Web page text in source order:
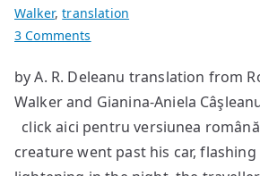
Walker,translation
3 Comments
Concierge
by A. R. Deleanu translation from
Walker and Gianina-Aniela
click aici pentru versiunea
creature went past his car,